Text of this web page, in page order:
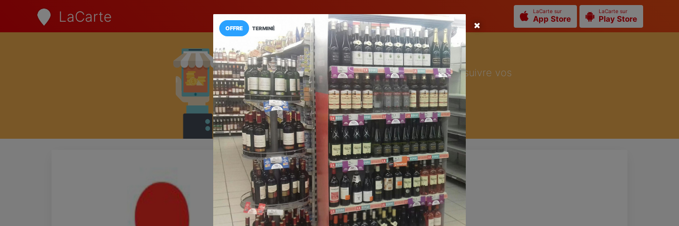
LaCarte LaCarte sur
App Store
LaCarte sur
Play Store
Installez l'App LaCarte
Téléchargez gratuitement l'app LaCarte pour suivre vos
commerces favoris et ne rien rater !
Télécharger Plus tard
MONOPRIX
Supermarché
Sucy-en-Brie
TERMINÉ
OFFRE